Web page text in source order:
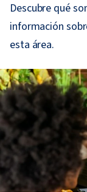
Descubre qué
información
esta área.